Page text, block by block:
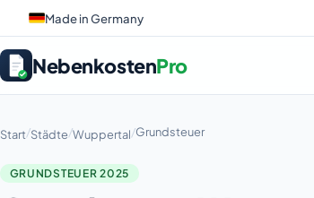
Made in Germany
NebenkostenPro
Start/Städte/Wuppertal/Grundsteuer
GRUNDSTEUER 2025